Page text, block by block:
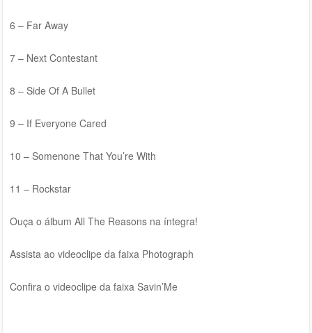
6 – Far Away
7 – Next Contestant
8 – Side Of A Bullet
9 – If Everyone Cared
10 – Somenone That You’re With
11 – Rockstar
Ouça o álbum All The Reasons na íntegra!
Assista ao videoclipe da faixa Photograph
Confira o videoclipe da faixa Savin’Me